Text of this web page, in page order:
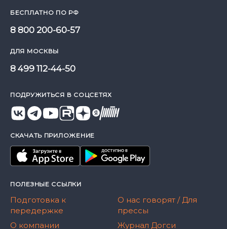
БЕСПЛАТНО ПО РФ
8 800 200-60-57
ДЛЯ МОСКВЫ
8 499 112-44-50
ПОДРУЖИТЬСЯ В СОЦСЕТЯХ
СКАЧАТЬ ПРИЛОЖЕНИЕ
ПОЛЕЗНЫЕ ССЫЛКИ
Подготовка к
передержке
О компании
О нас говорят / Для
прессы
Журнал Догси